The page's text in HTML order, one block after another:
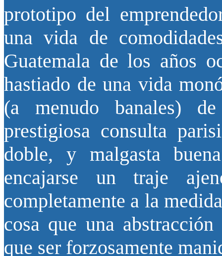
prototipo del
una vida de
Guatemala de los años
hastiado de una vida
(a menudo banales)
prestigiosa consulta
doble, y malgasta
encajarse un traje
completamente a la
cosa que una
que ser forzosamente